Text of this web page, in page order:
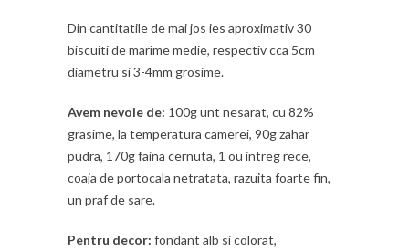
Din cantitatile de mai jos ies aproximativ 30
biscuiti de marime medie, respectiv cca 5cm
diametru si 3-4mm grosime.
Avem nevoie de: 100g unt nesarat, cu 82%
grasime, la temperatura camerei, 90g zahar
pudra, 170g faina cernuta, 1 ou intreg rece,
coaja de portocala netratata, razuita foarte fin,
un praf de sare.
Pentru decor: fondant alb si colorat,